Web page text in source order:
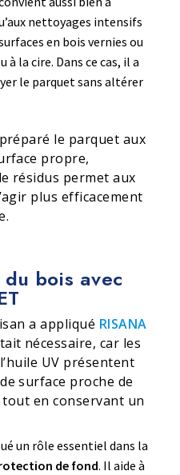
nettoyages intensifs
en bois vernies ou
la cire. Dans ce cas, il a
le parquet sans altérer
le parquet aux
propre,
résidus permet aux
plus efficacement
bois avec
a appliqué RISANA
nécessaire, car les
UV présentent
surface proche de
tout en conservant un
un rôle essentiel dans la
de fond. Il aide à